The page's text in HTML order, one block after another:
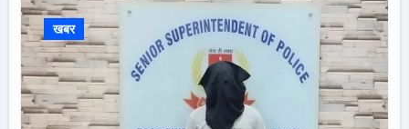
खबर